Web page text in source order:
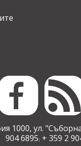
1000, ул.
904 6895; + 359 2